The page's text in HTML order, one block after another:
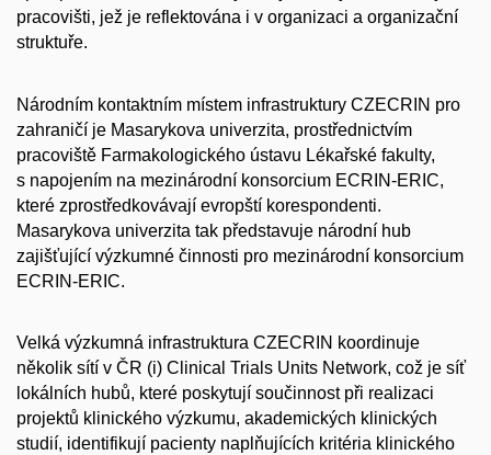
pracovišti, jež je reflektována i v organizaci a organizační
struktuře.
Národním kontaktním místem infrastruktury CZECRIN pro
zahraničí je Masarykova univerzita, prostřednictvím
pracoviště Farmakologického ústavu Lékařské fakulty,
s napojením na mezinárodní konsorcium ECRIN-ERIC,
které zprostředkovávají evropští korespondenti.
Masarykova univerzita tak představuje národní hub
zajišťující výzkumné činnosti pro mezinárodní konsorcium
ECRIN-ERIC.
Velká výzkumná infrastruktura CZECRIN koordinuje
několik sítí v ČR (i) Clinical Trials Units Network, což je síť
lokálních hubů, které poskytují součinnost při realizaci
projektů klinického výzkumu, akademických klinických
studií, identifikují pacienty naplňujících kritéria klinického